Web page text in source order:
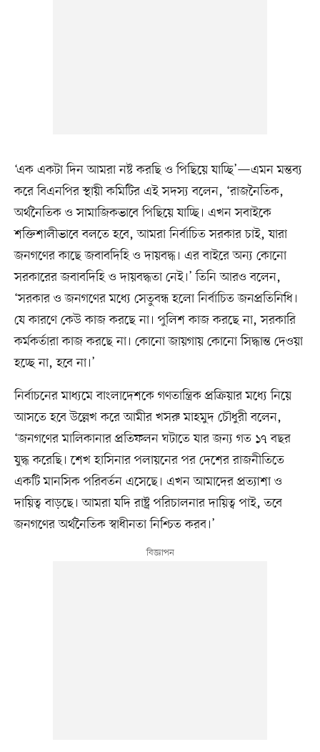
‘এক একটা দিন আমরা নষ্ট করছি ও পিছিয়ে যাচ্ছি’—এমন মন্তব্য
করে বিএনপির স্থায়ী কমিটির এই সদস্য বলেন, ‘রাজনৈতিক,
অর্থনৈতিক ও সামাজিকভাবে পিছিয়ে যাচ্ছি। এখন সবাইকে
শক্তিশালীভাবে বলতে হবে, আমরা নির্বাচিত সরকার চাই, যারা
জনগণের কাছে জবাবদিহি ও দায়বদ্ধ। এর বাইরে অন্য কোনো
সরকারের জবাবদিহি ও দায়বদ্ধতা নেই।’ তিনি আরও বলেন,
‘সরকার ও জনগণের মধ্যে সেতুবন্ধ হলো নির্বাচিত জনপ্রতিনিধি।
যে কারণে কেউ কাজ করছে না। পুলিশ কাজ করছে না, সরকারি
কর্মকর্তারা কাজ করছে না। কোনো জায়গায় কোনো সিদ্ধান্ত দেওয়া
হচ্ছে না, হবে না।’
নির্বাচনের মাধ্যমে বাংলাদেশকে গণতান্ত্রিক প্রক্রিয়ার মধ্যে নিয়ে
আসতে হবে উল্লেখ করে আমীর খসরু মাহমুদ চৌধুরী বলেন,
‘জনগণের মালিকানার প্রতিফলন ঘটাতে যার জন্য গত ১৭ বছর
যুদ্ধ করেছি। ‎শেখ হাসিনার পলায়নের পর দেশের রাজনীতিতে
একটি মানসিক পরিবর্তন এসেছে। এখন আমাদের প্রত্যাশা ও
দায়িত্ব বাড়ছে। আমরা যদি রাষ্ট্র পরিচালনার দায়িত্ব পাই, তবে
জনগণের অর্থনৈতিক স্বাধীনতা নিশ্চিত করব।’